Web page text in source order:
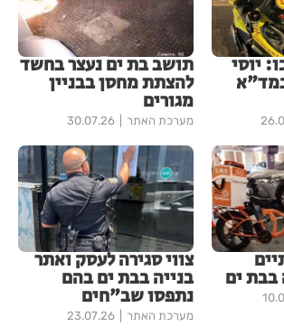
יוסי תושב בת ים נעצר בחשד
להצתת מחסן בבניין
מגורים
מערכת האתר 30.07.26
בבת ים
צווי סגירה לעסק ואתר
בנייה בבת ים בהם
נתפסו שב"חים
מערכת האתר 23.07.26